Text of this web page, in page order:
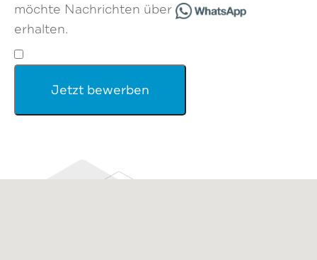
möchte Nachrichten über
erhalten.
Jetzt bewerben